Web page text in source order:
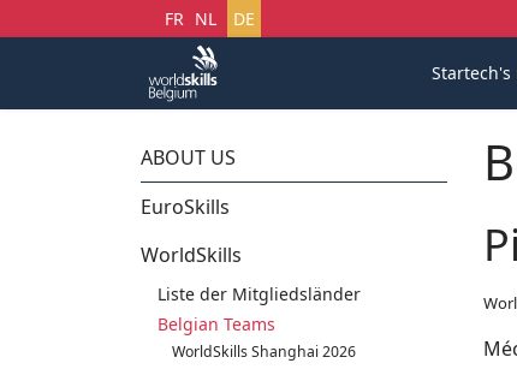
Sprache auswählen
FR NL DE
Startech's
ABOUT US
EuroSkills
WorldSkills
Liste der Mitgliedsländer
Belgian Teams
WorldSkills Shanghai 2026